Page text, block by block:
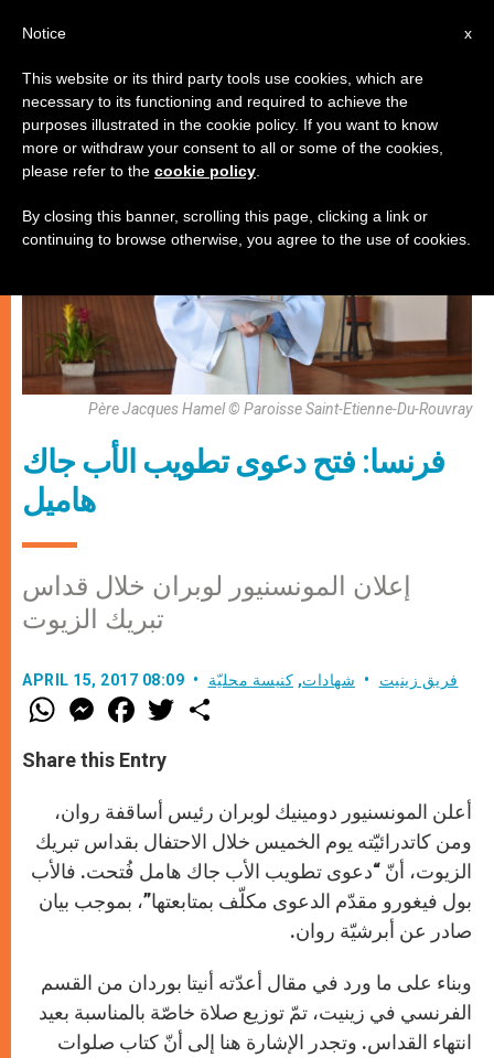
شهادات,كنيسة محليّة
Père Jacques Hamel © Paroisse Saint-Etienne-Du-Rouvray
فرنسا: فتح دعوى تطويب الأب جاك
هاميل
إعلان المونسنيور لوبران خلال قداس
تبريك الزيوت
APRIL 15, 2017 08:09 فريق زينيت شهادات, كنيسة محليّة
W
h
t
s
p
p
M
e
s
e
g
e
r
F
a
e
b
o
k
w
Share this Entry
أعلن المونسنيور دومينيك لوبران رئيس أساقفة روان،
ومن كاتدرائيّته يوم الخميس خلال الاحتفال بقداس تبريك
الزيوت، أنّ “دعوى تطويب الأب جاك هامل فُتحت. فالأب
بول فيغورو مقدّم الدعوى مكلّف بمتابعتها”، بموجب بيان
صادر عن أبرشيّة روان.
وبناء على ما ورد في مقال أعدّته أنيتا بوردان من القسم
الفرنسي في زينيت، تمّ توزيع صلاة خاصّة بالمناسبة بعيد
انتهاء القداس. وتجدر الإشارة هنا إلى أنّ كتاب صلوات
x
Notice
This website or its third party tools use cookies, which are
necessary to its functioning and required to achieve the
purposes illustrated in the cookie policy. If you want to know
more or withdraw your consent to all or some of the cookies,
please refer to the cookie policy
By closing this banner, scrolling this page, clicking a link or
continuing to browse otherwise, you agree to the use of cookies.